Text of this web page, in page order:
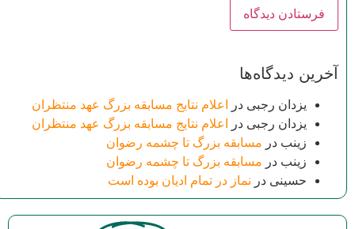
آخرین دیدگاه‌ها
یزدان رجبیدراعلام نتایج مسابقه بزرگ عهد منتظران
یزدان رجبیدراعلام نتایج مسابقه بزرگ عهد منتظران
زینبدرمسابقه بزرگ تا چشمه رضوان
زینبدرمسابقه بزرگ تا چشمه رضوان
حسینیدرنماز در تمام ادیان بوده است